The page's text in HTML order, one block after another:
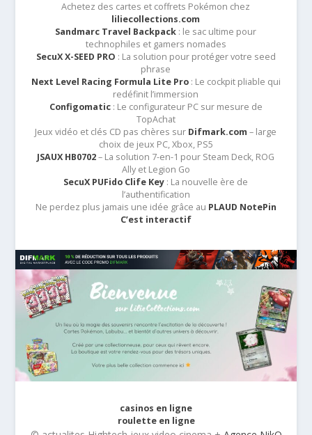
Achetez des cartes et coffrets Pokémon chez
liliecollections.com
Sandmarc Travel Backpack : le sac ultime pour
technophiles et gamers nomades
SecuX X-SEED PRO : La solution pour protéger votre seed
phrase
Next Level Racing Formula Lite Pro: Le cockpit pliable qui
redéfinit l’immersion
Configomatic: Le configurateur PC sur mesure de
TopAchat
Jeux vidéo et clés CD pas chères sur Difmark.com – large
choix de jeux PC, Xbox, PS5
JSAUX HB0702– La solution 7-en-1 pour Steam Deck, ROG
Ally et Legion Go
SecuX PUFido Clife Key : La nouvelle ère de
l’authentification
Ne perdez plus jamais une idée grâce au PLAUD NotePin
C’est interactif
casinos en ligne
roulette en ligne